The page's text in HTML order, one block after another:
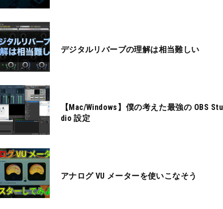
デジタルリバーブの理解は相当難しい
【Mac/Windows】僕の考えた最強の OBS Stu
dio 設定
アナログ VU メーターを使いこなそう